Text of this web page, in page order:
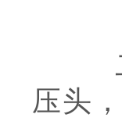
二
压头